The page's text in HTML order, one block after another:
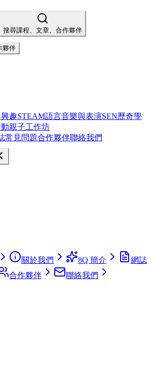
搜尋課程、文章、合作夥伴
夥伴
趣STEAM語言音樂與表演SEN歷奇學
親子工作坊
常見問題合作夥伴聯絡我們
關於我們 8Q 簡介
網誌
合作夥伴
聯絡我們